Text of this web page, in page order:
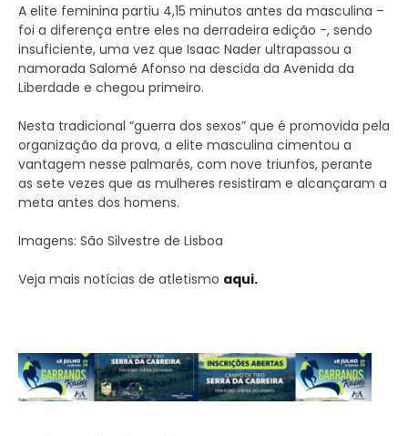
A elite feminina partiu 4,15 minutos antes da masculina –
foi a diferença entre eles na derradeira edição -, sendo
insuficiente, uma vez que Isaac Nader ultrapassou a
namorada Salomé Afonso na descida da Avenida da
Liberdade e chegou primeiro.
Nesta tradicional “guerra dos sexos” que é promovida pela
organização da prova, a elite masculina cimentou a
vantagem nesse palmarés, com nove triunfos, perante
as sete vezes que as mulheres resistiram e alcançaram a
meta antes dos homens.
Imagens: São Silvestre de Lisboa
Veja mais notícias de atletismo aqui.